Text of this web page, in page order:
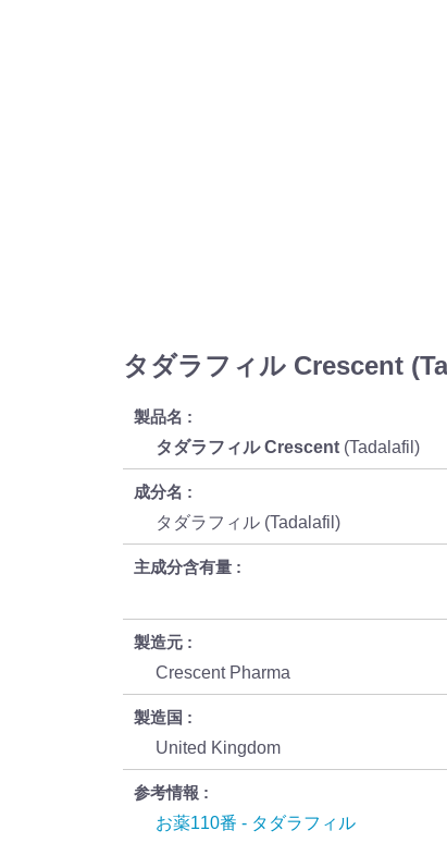
タダラフィル Crescent
製品名
タダラフィル Crescent (Tadalafil)
成分名
タダラフィル (Tadalafil)
主成分含有量
製造元
Crescent Pharma
製造国
United Kingdom
参考情報
お薬110番 - タダラフィル